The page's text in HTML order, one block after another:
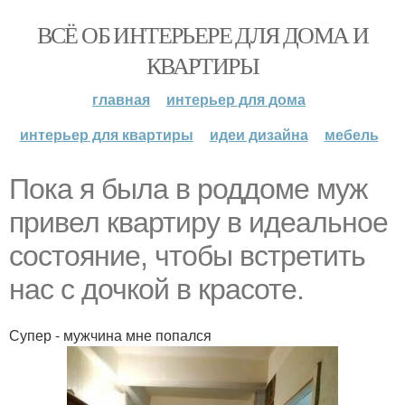
ВСЁ ОБ ИНТЕРЬЕРЕ ДЛЯ ДОМА И
КВАРТИРЫ
главная
интерьер для дома
интерьер для квартиры
идеи дизайна мебель
Пока я была в роддоме муж
привел квартиру в идеальное
состояние, чтобы встретить
нас с дочкой в красоте.
Супер - мужчина мне попался